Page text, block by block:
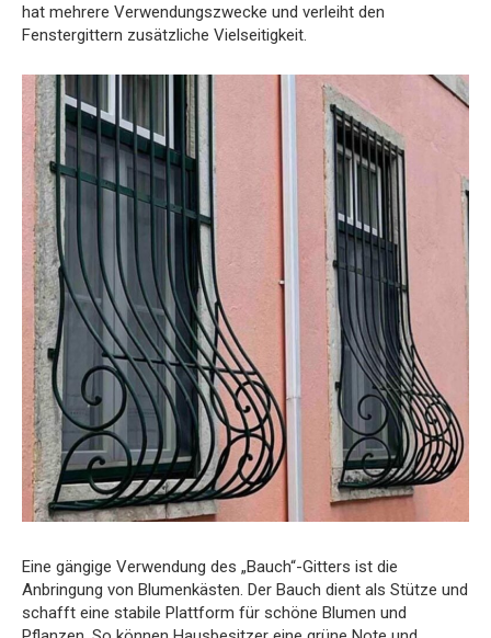
hat mehrere Verwendungszwecke und verleiht den
Fenstergittern zusätzliche Vielseitigkeit.
Eine gängige Verwendung des „Bauch“-Gitters ist die
Anbringung von Blumenkästen. Der Bauch dient als Stütze und
schafft eine stabile Plattform für schöne Blumen und